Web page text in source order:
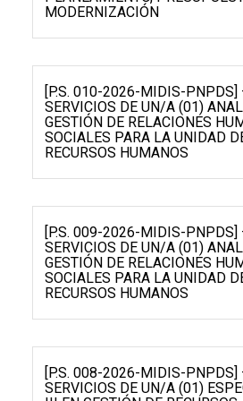
MODERNIZACIÓN
[P.S. 010-2026-MIDIS-PNPDS]
SERVICIOS DE UN/A (01)
GESTIÓN DE RELACIONES
SOCIALES PARA LA UNIDAD
RECURSOS HUMANOS
[P.S. 009-2026-MIDIS-PNPDS]
SERVICIOS DE UN/A (01)
GESTIÓN DE RELACIONES
SOCIALES PARA LA UNIDAD
RECURSOS HUMANOS
[P.S. 008-2026-MIDIS-PNPDS]
SERVICIOS DE UN/A (01)